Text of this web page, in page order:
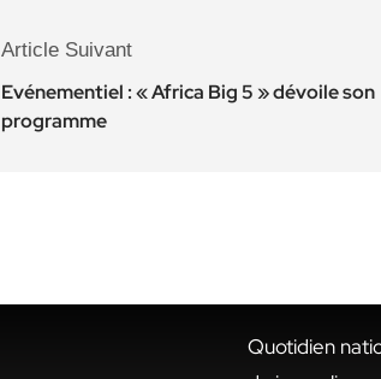
Article Suivant
Evénementiel : « Africa Big 5 » dévoile son
programme
Quotidien